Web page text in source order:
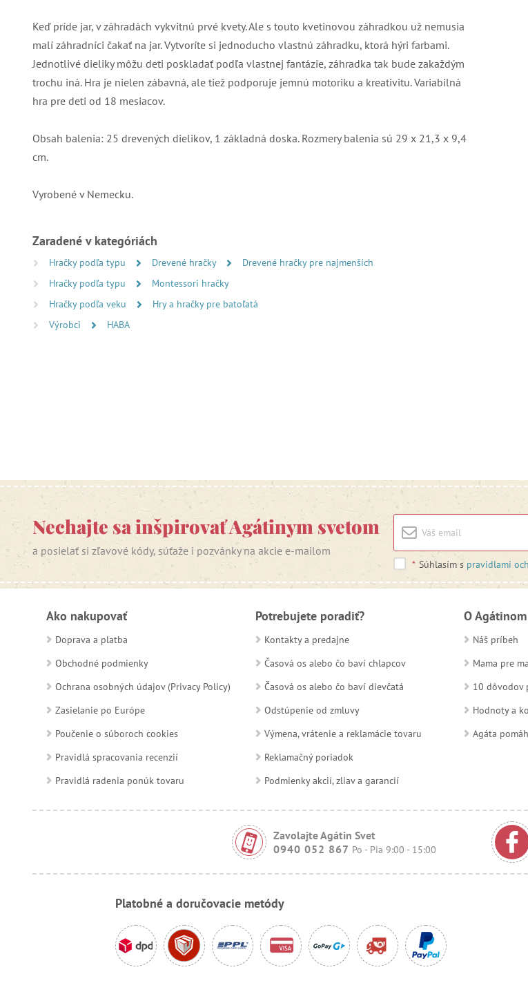
Keď príde jar, v záhradách vykvitnú prvé kvety. Ale s touto kvetinovou záhradkou už nemusia
malí záhradníci čakať na jar. Vytvoríte si jednoducho vlastnú záhradku, ktorá hýri farbami.
Jednotlivé dieliky môžu deti poskladať podľa vlastnej fantázie, záhradka tak bude zakaždým
trochu iná. Hra je nielen zábavná, ale tiež podporuje jemnú motoriku a kreativitu. Variabilná
hra pre deti od 18 mesiacov.
Obsah balenia: 25 drevených dielikov, 1 základná doska. Rozmery balenia sú 29 x 21,3 x 9,4
cm.
Vyrobené v Nemecku.
Zaradené v kategóriách
Hračky podľa typu Drevené hračky
Drevené hračky pre najmenších
Hračky podľa typu
Montessori hračky
Hračky podľa veku
Hry a hračky pre batoľatá
Výrobci
HABA
Nechajte sa inšpirovať Agátinym svetom
a posielať si zľavové kódy, súťaže i pozvánky na akcie e-mailom
* Súhlasím s pravidlami
Ako nakupovať
Doprava a platba
Obchodné podmienky
Ochrana osobných údajov (Privacy Policy)
Zasielanie po Európe
Poučenie o súboroch cookies
Pravidlá spracovania recenzií
Pravidlá radenia ponúk tovaru
Potrebujete poradiť?
Kontakty a predajne
Časová os alebo čo baví chlapcov
Časová os alebo čo baví dievčatá
Odstúpenie od zmluvy
Výmena, vrátenie a reklamácie tovaru
Reklamačný poriadok
Podmienky akcií, zliav a garancií
O
Náš príbeh
Mama pre
10 dôvodov
Hodnoty a
Agáta
Zavolajte Agátin Svet
0940 052 867 Po - Pia 9:00 - 15:00
Platobné a doručovacie metódy